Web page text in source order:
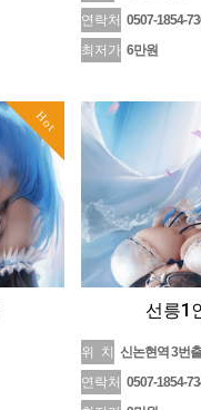
연락처 0507-1854-
최저가 6만원
Hot
선릉1
위 치
신논현역 3번
연락처 0507-1854-